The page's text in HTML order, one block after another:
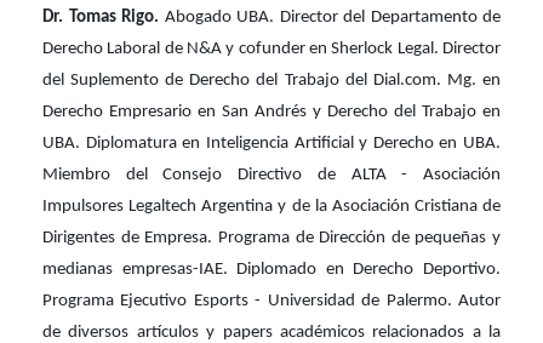
Dr. Tomas Rigo. Abogado UBA. Director del Departamento de
Derecho Laboral de N&A y cofunder en Sherlock Legal. Director
del Suplemento de Derecho del Trabajo del Dial.com. Mg. en
Derecho Empresario en San Andrés y Derecho del Trabajo en
UBA. Diplomatura en Inteligencia Artificial y Derecho en UBA.
Miembro del Consejo Directivo de ALTA - Asociación
Impulsores Legaltech Argentina y de la Asociación Cristiana de
Dirigentes de Empresa. Programa de Dirección de pequeñas y
medianas empresas-IAE. Diplomado en Derecho Deportivo.
Programa Ejecutivo Esports - Universidad de Palermo. Autor
de diversos artículos y papers académicos relacionados a la